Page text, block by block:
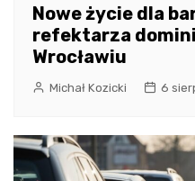
Nowe życie dla
refektarza
Wrocławiu
Michał Kozicki 6